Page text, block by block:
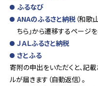
ふるなび
ANAのふるさと納税 （和
ちら」から遷移するページを
ＪＡＬふるさと納税
さとふる
寄附の申出をいただくと、記
ルが届きます（自動返信）。